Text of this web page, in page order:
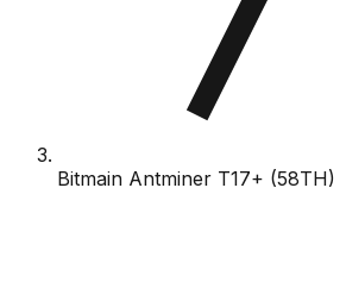
Bitmain Antminer T17+ (58TH)